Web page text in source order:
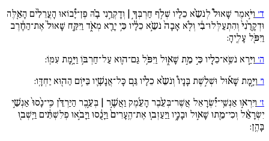
ד׳ וַיֹּ֣אמֶר שָׁאוּל֩ לְנֹשֵֹ֨א כֵלָ֜יו שְׁלֹ֥ף חַרְבְּךָ֣ | וְדָקְרֵ֣נִי בָ֗הּ פֶּן־יָ֠בוֹאוּ הָעֲרֵלִ֨ים הָאֵ֚לֶּה
וּדְקָרֻ֙נִי֙ וְהִתְעַלְּלוּ־בִ֔י וְלֹ֚א אָבָה֙ נֹשֵֹ֣א כֵלָ֔יו כִּ֥י יָרֵ֖א מְאֹ֑ד וַיִּקַּ֚ח שָׁאוּל֙ אֶת־הַחֶ֔רֶב
וַיִּפֹּ֖ל עָלֶֽיהָ:
ה׳ וַיַּ֥רְא נֹשֵֹֽא־כֵלָ֖יו כִּ֣י מֵ֣ת שָׁא֑וּל וַיִּפֹּ֥ל גַּם־ה֛וּא עַל־חַרְבּ֥וֹ וַיָּ֥מָת עִמּֽוֹ:
ו׳ וַיָּ֣מָת שָׁא֡וּל וּשְׁל֣שֶׁת בָּנָיו֩ וְנֹשֵֹ֨א כֵלָ֜יו גַּ֧ם כָּל־אֲנָשָׁ֛יו בַּיּ֥וֹם הַה֖וּא יַחְדָּֽו:
ז׳ וַיִּרְא֣וּ אַנְשֵֽׁי־יִ֠שְׂרָאֵל אֲשֶׁר־בְּעֵ֨בֶר הָעֵ֜מֶק וַאֲשֶׁ֣ר | בְּעֵ֣בֶר הַיַּרְדֵּ֗ן כִּֽי־נָ֙סוּ֙ אַנְשֵׁ֣י
יִשְׂרָאֵ֔ל וְכִי־מֵ֖תוּ שָׁא֣וּל וּבָנָ֑יו וַיַּעַזְב֚וּ אֶת־הֶֽעָרִים֙ וַיָּנֻ֔סוּ וַיָּבֹ֣אוּ פְלִשְׁתִּ֔ים וַיֵּֽשְׁב֖וּ
בָּהֶֽן: